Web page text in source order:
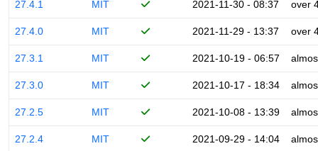
27.4.1 MIT 2021-11-30 - 08:37 over
27.4.0 MIT 2021-11-29 - 13:37 over
27.3.1 MIT 2021-10-19 - 06:57
27.3.0 MIT 2021-10-17 - 18:34
27.2.5 MIT 2021-10-08 - 13:39
27.2.4 MIT 2021-09-29 - 14:04